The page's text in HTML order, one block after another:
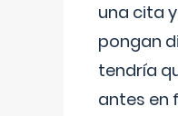
una cita
pongan
tendría
antes en